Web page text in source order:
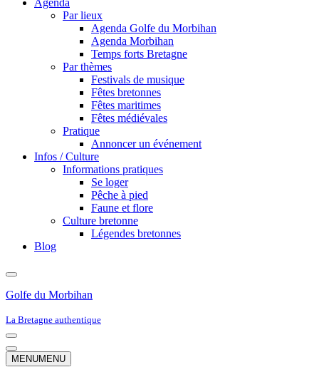
Agenda
Par lieux
Agenda Golfe du Morbihan
Agenda Morbihan
Temps forts Bretagne
Par thèmes
Festivals de musique
Fêtes bretonnes
Fêtes maritimes
Fêtes médiévales
Pratique
Annoncer un événement
Infos / Culture
Informations pratiques
Se loger
Pêche à pied
Faune et flore
Culture bretonne
Légendes bretonnes
Blog
Golfe du Morbihan
La Bretagne authentique
Menu
de
navigation
Menu
de
MENUMENU